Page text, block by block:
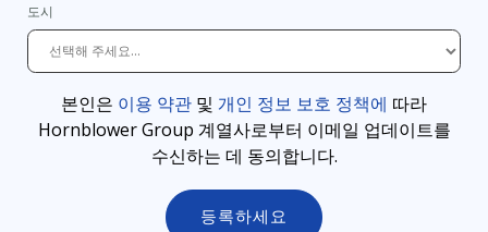
도시
본인은 이용 약관 및 개인 정보 보호 정책에 따라
Hornblower Group 계열사로부터 이메일 업데이트를
수신하는 데 동의합니다.